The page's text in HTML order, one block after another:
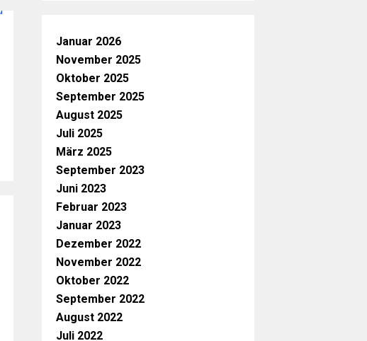
Januar 2026
November 2025
Oktober 2025
September 2025
August 2025
Juli 2025
März 2025
September 2023
Juni 2023
Februar 2023
Januar 2023
Dezember 2022
November 2022
Oktober 2022
September 2022
August 2022
Juli 2022